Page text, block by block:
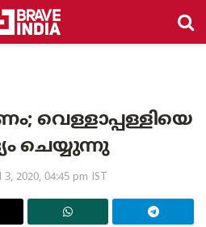
വെള്ളാപ്പള്ളിയെ
ചെയ്യുന്നു
3, 2020, 04:45 pm IST